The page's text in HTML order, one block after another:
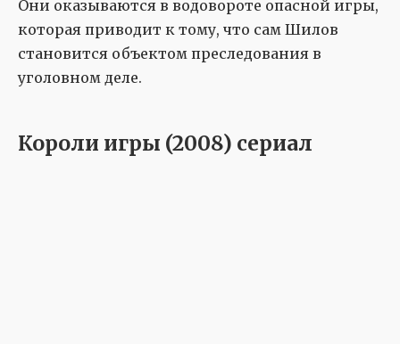
Они оказываются в водовороте опасной игры,
которая приводит к тому, что сам Шилов
становится объектом преследования в
уголовном деле.
Короли игры (2008) сериал